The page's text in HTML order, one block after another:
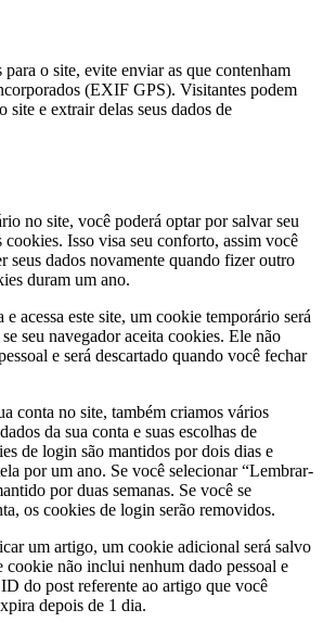
para o site, evite enviar as que contenham
(EXIF GPS). Visitantes podem
site e extrair delas seus dados de
no site, você poderá optar por salvar seu
cookies. Isso visa seu conforto, assim você
seus dados novamente quando fizer outro
duram um ano.
e acessa este site, um cookie temporário será
seu navegador aceita cookies. Ele não
e será descartado quando você fechar
conta no site, também criamos vários
da sua conta e suas escolhas de
de login são mantidos por dois dias e
por um ano. Se você selecionar “Lembrar-
por duas semanas. Se você se
os cookies de login serão removidos.
um artigo, um cookie adicional será salvo
cookie não inclui nenhum dado pessoal e
do post referente ao artigo que você
depois de 1 dia.